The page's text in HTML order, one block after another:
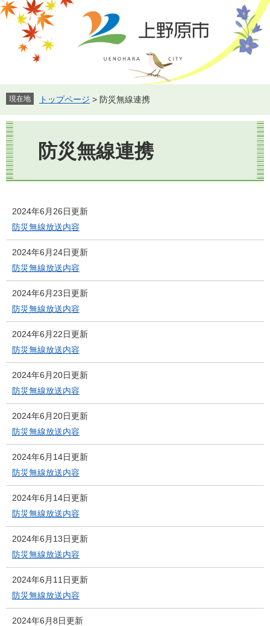
ペ
ー
す。
メ
ニ
し
て
本
文
へ
現在地 トップページ > 防災無線連携
本
文
防災無線連携
2024年6月26日更新
防災無線放送内容
2024年6月24日更新
防災無線放送内容
2024年6月23日更新
防災無線放送内容
2024年6月22日更新
防災無線放送内容
2024年6月20日更新
防災無線放送内容
2024年6月20日更新
防災無線放送内容
2024年6月14日更新
防災無線放送内容
2024年6月14日更新
防災無線放送内容
2024年6月13日更新
防災無線放送内容
2024年6月11日更新
防災無線放送内容
2024年6月8日更新